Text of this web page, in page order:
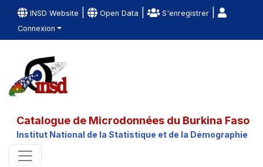
INSD Website Open Data S'enregistrer
Connexion
Catalogue de Microdonnées du Burkina Faso
Institut National de la Statistique et de la Démographie